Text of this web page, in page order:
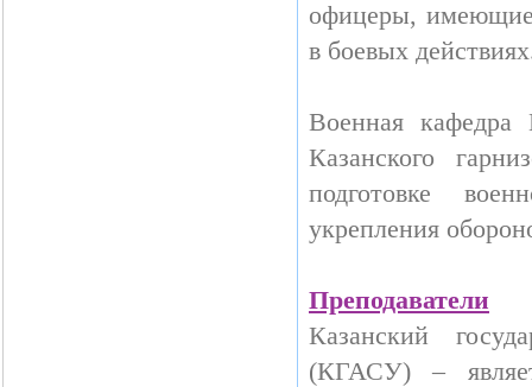
офицеры, имеющие
в боевых
Военная
Казанского
подготовке
укрепления
Преподаватели
Казанский
(КГАСУ) –